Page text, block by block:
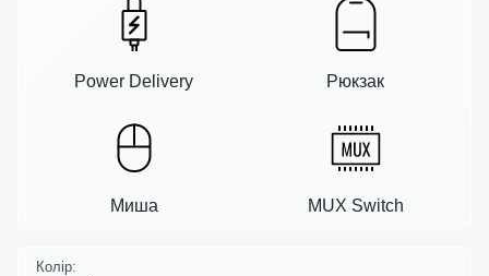
Power Delivery Рюкзак
Миша MUX Switch
Колір: